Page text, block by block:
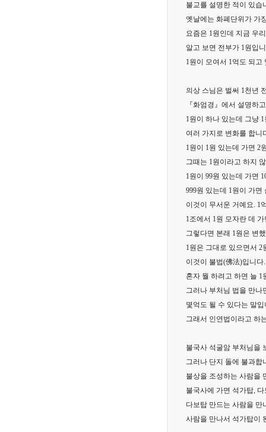
불교를 설명한 적이 있습
옛날에는 화폐단위가 가
요즘은 1원인데 지금 우
알고 보면 전부가 1원입
1원이 모여서 1억도 되고
의상 스님은 벌써 1천년
『화엄경』에서 설명하
1원이 하나 있는데 그냥
여러 가지로 변화를 합니
1원이 1원 있는데 가면 2
그때는 1원이라고 하지
1원이 99원 있는데 가면
999원 있는데 1원이 가
이것이 무서운 거예요. 1
1조에서 1원 모자란 데
그렇다면 본래 1원은 변
1원은 그대로 있으면서 2
이것이 불법(佛法)입니다.
혼자 뭘 하려고 하면 늘
그러나 부처님 법을 만나
몇억도 될 수 있다는 말입
그래서 인연법이라고 하
불국사 석굴암 부처님을
그러나 단지 돌에 불과합
불상을 조성하는 사람을
불국사에 가면 석가탑,
다보탑 만드는 사람을 만
사람을 만나서 석가탑이